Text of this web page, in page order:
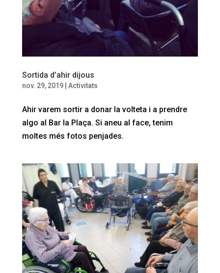
Sortida d’ahir dijous
nov. 29, 2019| Activitats
Ahir varem sortir a donar la volteta i a prendre
algo al Bar la Plaça. Si aneu al face, tenim
moltes més fotos penjades.